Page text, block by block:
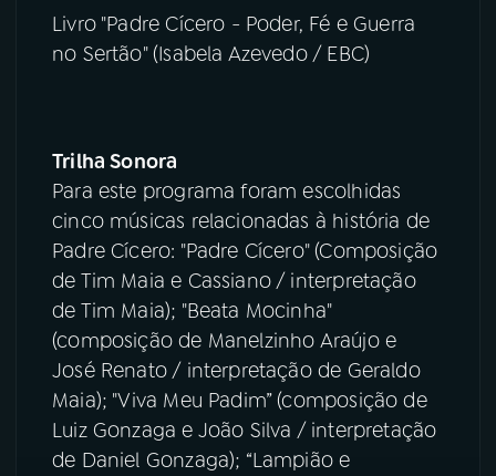
Livro "Padre Cícero - Poder, Fé e Guerra
no Sertão" (Isabela Azevedo / EBC)
Trilha Sonora
Para este programa foram escolhidas
cinco músicas relacionadas à história de
Padre Cícero: "Padre Cícero" (Composição
de Tim Maia e Cassiano / interpretação
de Tim Maia); "Beata Mocinha"
(composição de Manelzinho Araújo e
José Renato / interpretação de Geraldo
Maia); "Viva Meu Padim” (composição de
Luiz Gonzaga e João Silva / interpretação
de Daniel Gonzaga); “Lampião e